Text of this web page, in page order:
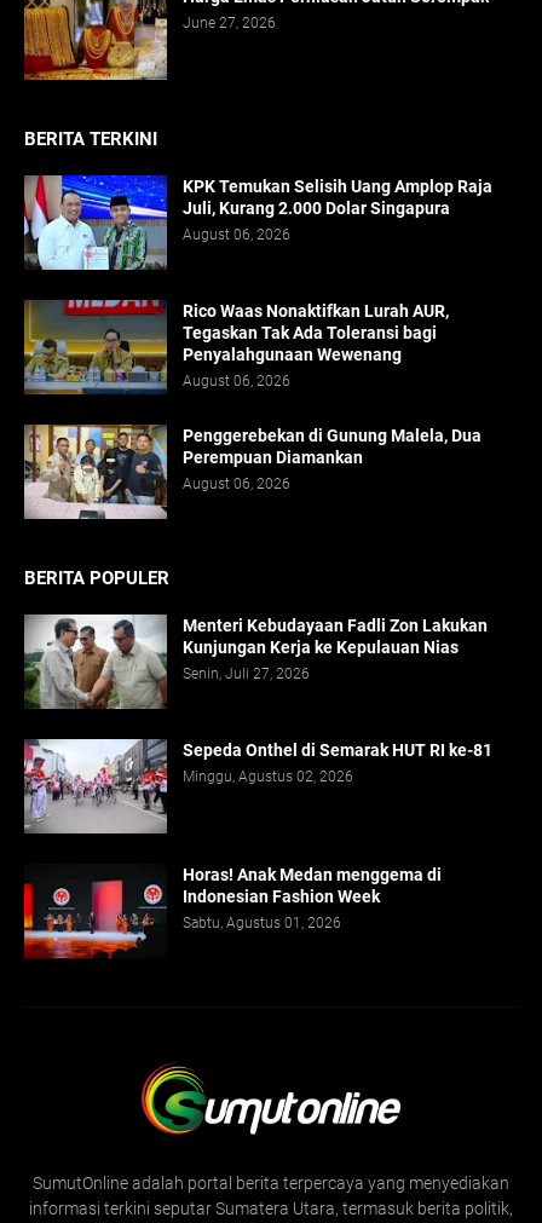
June 27, 2026
BERITA TERKINI
KPK Temukan Selisih Uang Amplop Raja
Juli, Kurang 2.000 Dolar Singapura
August 06, 2026
Rico Waas Nonaktifkan Lurah AUR,
Tegaskan Tak Ada Toleransi bagi
Penyalahgunaan Wewenang
August 06, 2026
Penggerebekan di Gunung Malela, Dua
Perempuan Diamankan
August 06, 2026
BERITA POPULER
Menteri Kebudayaan Fadli Zon Lakukan
Kunjungan Kerja ke Kepulauan Nias
Senin, Juli 27, 2026
Sepeda Onthel di Semarak HUT RI ke-81
Minggu, Agustus 02, 2026
Horas! Anak Medan menggema di
Indonesian Fashion Week
Sabtu, Agustus 01, 2026
SumutOnline adalah portal berita terpercaya yang menyediakan
informasi terkini seputar Sumatera Utara, termasuk berita politik,